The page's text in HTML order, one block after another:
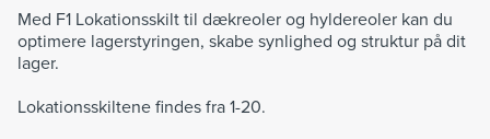
Med F1 Lokationsskilt til dækreoler og hyldereoler kan du
optimere lagerstyringen, skabe synlighed og struktur på dit
lager.
Lokationsskiltene findes fra 1-20.